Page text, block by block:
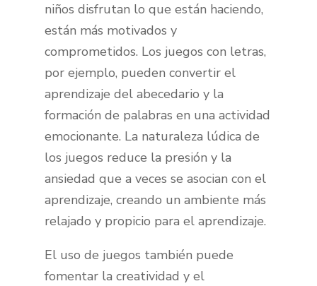
niños disfrutan lo que están haciendo,
están más motivados y
comprometidos. Los juegos con letras,
por ejemplo, pueden convertir el
aprendizaje del abecedario y la
formación de palabras en una actividad
emocionante. La naturaleza lúdica de
los juegos reduce la presión y la
ansiedad que a veces se asocian con el
aprendizaje, creando un ambiente más
relajado y propicio para el aprendizaje.
El uso de juegos también puede
fomentar la creatividad y el